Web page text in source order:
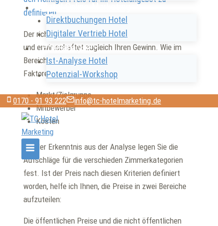
Hotel Online-Marketing
Direktbuchungen Hotel
Digitaler Vertrieb Hotel
Hotelanalyse
Ist-Analyse Hotel
Potenzial-Workshop
0170 - 91 93 222 info@tc-hotelmarketing.de
definieren.
Der richtige Hotelpreis führt zu einer guten Belegung
und erwirtschaftet zugleich Ihren Gewinn. Wie im
Bereich Hotelmarketing erwähnt, müssen vorher drei
Faktoren recherchiert und analysiert worden sein:
Markt/Zielgruppe
Mitbewerber
Kosten
Mit der Erkenntnis aus der Analyse legen Sie die
Aufschläge für die verschieden Zimmerkategorien
fest. Ist der Preis nach diesen Kriterien definiert
worden, helfe ich Ihnen, die Preise in zwei Bereiche
aufzuteilen:
Die öffentlichen Preise und die nicht öffentlichen